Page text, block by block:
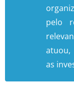
pelo
atuou,
as